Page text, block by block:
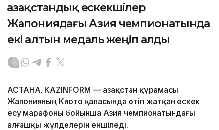
Қазақстандық ескекшілер
Жапониядағы Азия чемпионатында
екі алтын медаль жеңіп алды
АСТАНА. KAZINFORM — Қазақстан құрамасы
Жапонияның Киото қаласында өтіп жатқан ескек
есу марафоны бойынша Азия чемпионатындағы
алғашқы жүлделерін еншіледі.